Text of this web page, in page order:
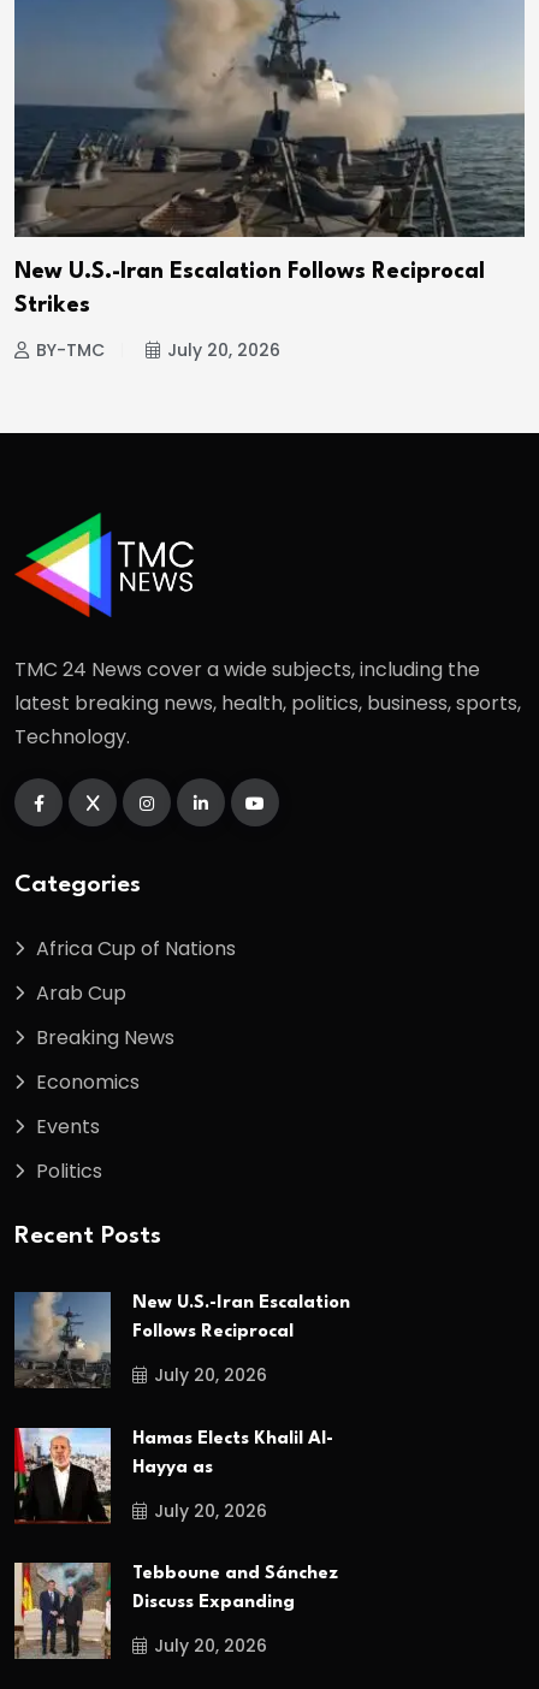
New U.S.-Iran Escalation Follows Reciprocal
Strikes
BY-TMC July 20, 2026
TMC 24 News cover a wide subjects, including the
latest breaking news, health, politics, business, sports,
Technology.
Categories
Africa Cup of Nations
Arab Cup
Breaking News
Economics
Events
Politics
Recent Posts
New U.S.-Iran Escalation
Follows Reciprocal
July 20, 2026
Hamas Elects Khalil Al-
Hayya as
July 20, 2026
Tebboune and Sánchez
Discuss Expanding
July 20, 2026